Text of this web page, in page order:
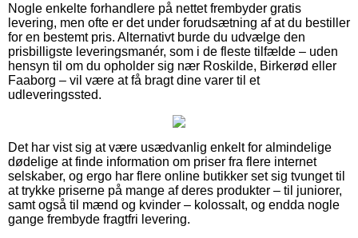
Nogle enkelte forhandlere på nettet frembyder gratis
levering, men ofte er det under forudsætning af at du bestiller
for en bestemt pris. Alternativt burde du udvælge den
prisbilligste leveringsmanér, som i de fleste tilfælde – uden
hensyn til om du opholder sig nær Roskilde, Birkerød eller
Faaborg – vil være at få bragt dine varer til et
udleveringssted.
Det har vist sig at være usædvanlig enkelt for almindelige
dødelige at finde information om priser fra flere internet
selskaber, og ergo har flere online butikker set sig tvunget til
at trykke priserne på mange af deres produkter – til juniorer,
samt også til mænd og kvinder – kolossalt, og endda nogle
gange frembyde fragtfri levering.